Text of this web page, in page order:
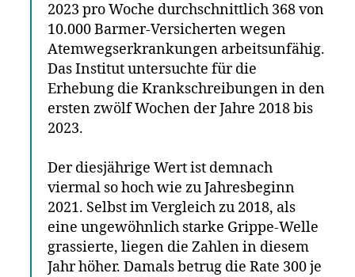
2023 pro Woche durchschnittlich 368 von
10.000 Barmer-Versicherten wegen
Atemwegserkrankungen arbeitsunfähig.
Das Institut untersuchte für die
Erhebung die Krankschreibungen in den
ersten zwölf Wochen der Jahre 2018 bis
2023.
Der diesjährige Wert ist demnach
viermal so hoch wie zu Jahresbeginn
2021. Selbst im Vergleich zu 2018, als
eine ungewöhnlich starke Grippe-Welle
grassierte, liegen die Zahlen in diesem
Jahr höher. Damals betrug die Rate 300 je